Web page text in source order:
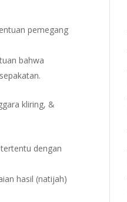
pemegang
bahwa
kliring, &
dengan
hasil (natijah)